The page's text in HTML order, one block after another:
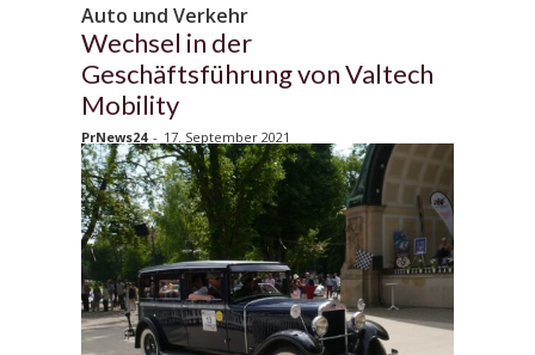
Auto und Verkehr
Wechsel in der
Geschäftsführung von Valtech
Mobility
PrNews24 - 17. September 2021